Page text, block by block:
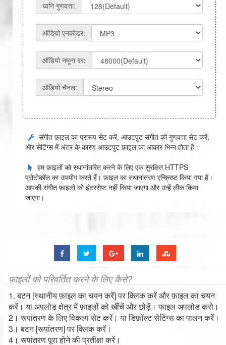
ध्वनि गुणवत्ता:
ऑडियो एनकोडर:
ऑडियो नमूना दर:
ऑडियो चैनल:
संगीत फ़ाइल का प्रारूप सेट करें, आउटपुट संगीत की गुणवत्ता सेट करें,
और सेटिंग्स में अंतर के कारण आउटपुट फ़ाइल का आकार भिन्न होता है।
हम फ़ाइलों को स्थानांतरित करने के लिए एक सुरक्षित HTTPS
प्रोटोकॉल का उपयोग करते हैं। फ़ाइल का स्थानांतरण एन्क्रिप्ट किया गया है।
आपकी संगीत फ़ाइलों को इंटरसेप्ट नहीं किया जाएगा और उन्हें लीक किया
जाएगा।
फ़ाइलों को परिवर्तित करने के लिए कैसे?
1. बटन [स्थानीय फ़ाइल का चयन करें] पर क्लिक करें और फ़ाइल का चयन
करें। या अपलोड क्षेत्र में फ़ाइलों को खींचें और छोड़ें। फाइल अपलोड करो।
2। रूपांतरण के लिए विकल्प सेट करें। या डिफ़ॉल्ट सेटिंग्स का पालन करें।
3। बटन [रूपांतरण] पर क्लिक करें।
4। रूपांतरण पूरा होने की प्रतीक्षा करें।